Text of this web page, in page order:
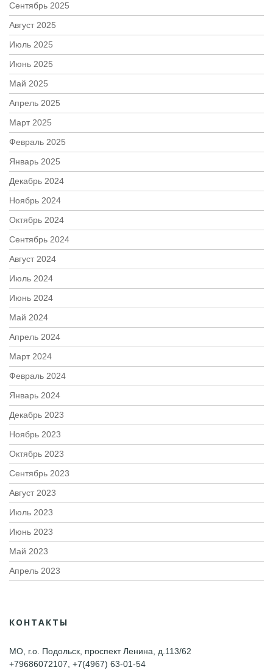
Сентябрь 2025
Август 2025
Июль 2025
Июнь 2025
Май 2025
Апрель 2025
Март 2025
Февраль 2025
Январь 2025
Декабрь 2024
Ноябрь 2024
Октябрь 2024
Сентябрь 2024
Август 2024
Июль 2024
Июнь 2024
Май 2024
Апрель 2024
Март 2024
Февраль 2024
Январь 2024
Декабрь 2023
Ноябрь 2023
Октябрь 2023
Сентябрь 2023
Август 2023
Июль 2023
Июнь 2023
Май 2023
Апрель 2023
КОНТАКТЫ
МО, г.о. Подольск, проспект Ленина, д.113/62
+79686072107, +7(4967) 63-01-54